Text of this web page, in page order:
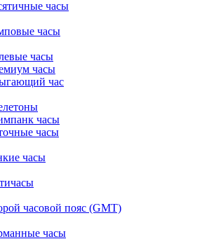
часы
часы
часы
часы
час
часы
часы
часы
часовой пояс (GMT)
часы